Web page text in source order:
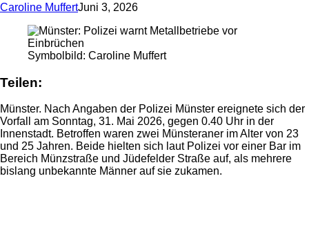
Caroline MuffertJuni 3, 2026
Symbolbild: Caroline Muffert
Teilen:
Münster. Nach Angaben der Polizei Münster ereignete sich der
Vorfall am Sonntag, 31. Mai 2026, gegen 0.40 Uhr in der
Innenstadt. Betroffen waren zwei Münsteraner im Alter von 23
und 25 Jahren. Beide hielten sich laut Polizei vor einer Bar im
Bereich Münzstraße und Jüdefelder Straße auf, als mehrere
bislang unbekannte Männer auf sie zukamen.